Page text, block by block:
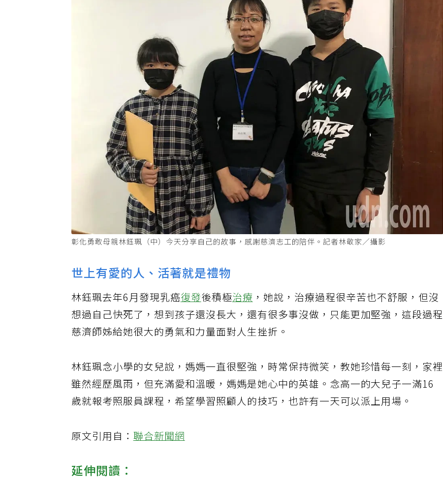
彰化勇敢母親林鈺珮（中）今天分享自己的故事，感謝慈濟志工的陪伴。記者林敬家／攝影
世上有愛的人、活著就是禮物
林鈺珮去年6月發現乳癌復發後積極治療 ，她說，治療過程很辛苦也不舒服，但沒
想過自己快死了，想到孩子還沒長大，還有很多事沒做，只能更加堅強，這段過程
慈濟師姊給她很大的勇氣和力量面對人生挫折。
林鈺珮念小學的女兒說，媽媽一直很堅強，時常保持微笑，教她珍惜每一刻，家裡
雖然經歷風雨，但充滿愛和溫暖，媽媽是她心中的英雄。念高一的大兒子一滿16
歲就報考照服員課程，希望學習照顧人的技巧，也許有一天可以派上用場。
原文引用自：聯合新聞網
延伸閱讀：